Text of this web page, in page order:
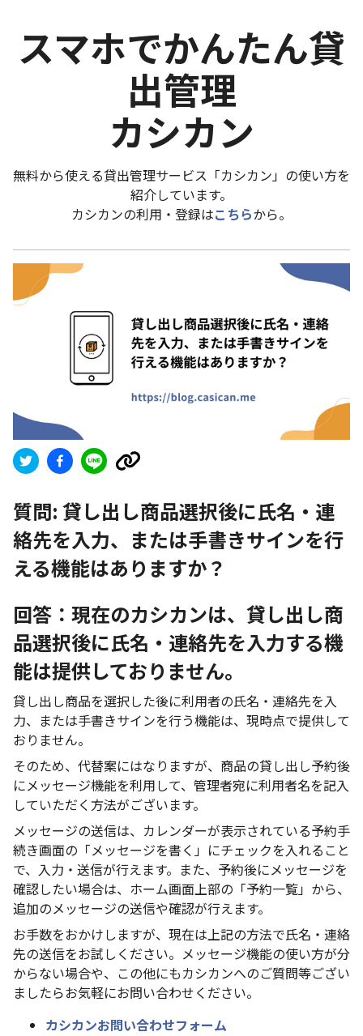
スマホでかんたん貸
出管理
カシカン
無料から使える貸出管理サービス「カシカン」の使い方を
紹介しています。
カシカンの利用・登録はこちらから。
質問: 貸し出し商品選択後に氏名・連
絡先を入力、または手書きサインを行
える機能はありますか？
回答：現在のカシカンは、貸し出し商
品選択後に氏名・連絡先を入力する機
能は提供しておりません。
貸し出し商品を選択した後に利用者の氏名・連絡先を入
力、または手書きサインを行う機能は、現時点で提供して
おりません。
そのため、代替案にはなりますが、商品の貸し出し予約後
にメッセージ機能を利用して、管理者宛に利用者名を記入
していただく方法がございます。
メッセージの送信は、カレンダーが表示されている予約手
続き画面の「メッセージを書く」にチェックを入れること
で、入力・送信が行えます。また、予約後にメッセージを
確認したい場合は、ホーム画面上部の「予約一覧」から、
追加のメッセージの送信や確認が行えます。
お手数をおかけしますが、現在は上記の方法で氏名・連絡
先の送信をお試しください。メッセージ機能の使い方が分
からない場合や、この他にもカシカンへのご質問等ござい
ましたらお気軽にお問い合わせください。
カシカンお問い合わせフォーム